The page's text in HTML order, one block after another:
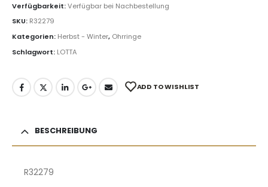
Verfügbarkeit:Verfügbar bei Nachbestellung
SKU: R32279
Kategorien: Herbst - Winter, Ohrringe
Schlagwort: LOTTA
ADD TO WISHLIST
BESCHREIBUNG
R32279